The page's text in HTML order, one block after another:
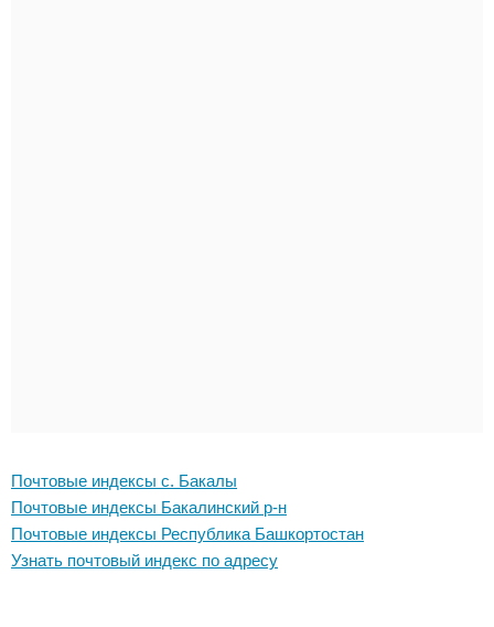
Почтовые индексы с. Бакалы
Почтовые индексы Бакалинский р-н
Почтовые индексы Республика Башкортостан
Узнать почтовый индекс по адресу